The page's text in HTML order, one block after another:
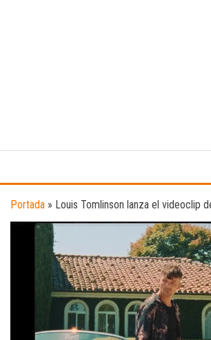
digital
el
la
música.
Portada » Louis Tomlinson lanza el videoclip